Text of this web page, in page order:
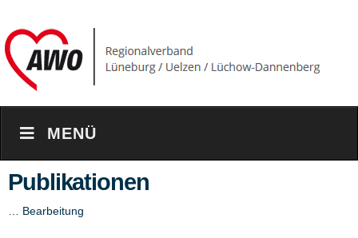
MENÜ
Publikationen
… Bearbeitung